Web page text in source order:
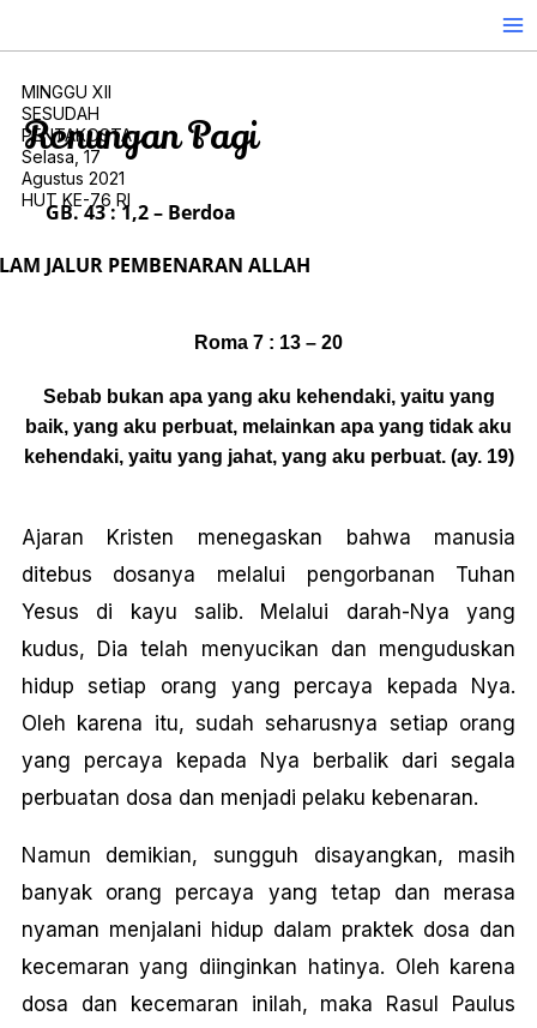
MINGGU XII
SESUDAH
PENTAKOSTA
Selasa, 17
Agustus 2021
HUT KE-76 RI
Renungan Pagi
GB. 43 : 1,2 – Berdoa
JALUR PEMBENARAN ALLAH
Roma 7 : 13 – 20
Sebab bukan apa yang aku kehendaki, yaitu yang
baik, yang aku perbuat, melainkan apa yang tidak aku
kehendaki, yaitu yang jahat, yang aku perbuat. (ay. 19)
Ajaran Kristen menegaskan bahwa manusia
ditebus dosanya melalui pengorbanan Tuhan
Yesus di kayu salib. Melalui darah-Nya yang
kudus, Dia telah menyucikan dan menguduskan
hidup setiap orang yang percaya kepada Nya.
Oleh karena itu, sudah seharusnya setiap orang
yang percaya kepada Nya berbalik dari segala
perbuatan dosa dan menjadi pelaku kebenaran.
Namun demikian, sungguh disayangkan, masih
banyak orang percaya yang tetap dan merasa
nyaman menjalani hidup dalam praktek dosa dan
kecemaran yang diinginkan hatinya. Oleh karena
dosa dan kecemaran inilah, maka Rasul Paulus